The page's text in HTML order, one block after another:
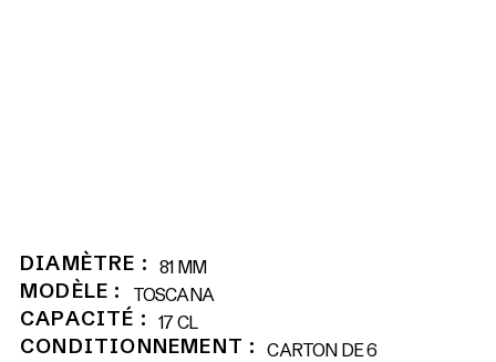
DIAMÈTRE : 81 MM
MODÈLE : TOSCANA
CAPACITÉ : 17 CL
CONDITIONNEMENT : CARTON DE 6